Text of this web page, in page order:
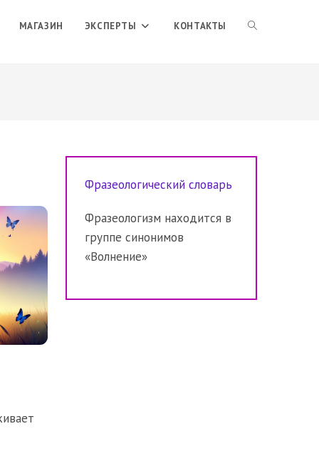
МАГАЗИН ЭКСПЕРТЫ КОНТАКТЫ ПЕРЕКЛЮЧИТЬ
Фразеологический словарь
Фразеологизм находится в
группе синонимов
«Волнение»